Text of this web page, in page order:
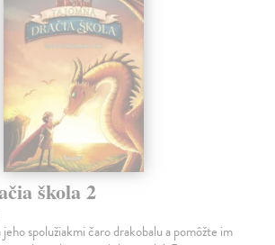
škola 2
spolužiakmi čaro drakobalu a pomôžte im